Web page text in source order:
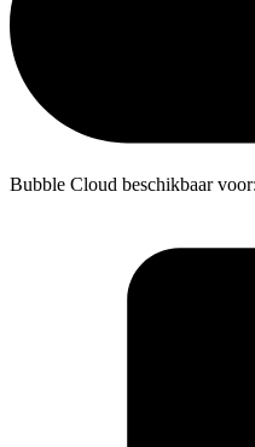
Bubble Cloud beschikbaar